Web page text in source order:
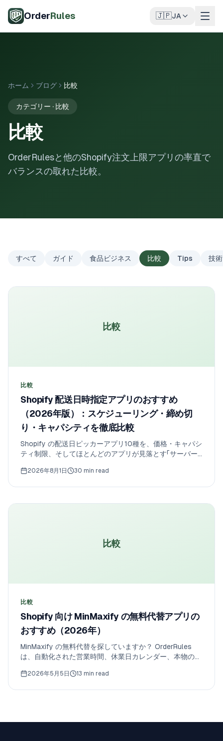
OrderRules 🇯🇵JA
ホーム ブログ 比較
カテゴリー · 比較
比較
OrderRulesと他のShopify注文上限アプリの率直で
バランスの取れた比較。
すべて ガイド 食品ビジネス 比較 Tips 技術
比較
比較
Shopify 配送日時指定アプリのおすすめ
（2026年版）：スケジューリング・締め切
り・キャパシティを徹底比較
Shopify の配送日ピッカーアプリ10種を、価格・キャパシ
ティ制限、そしてほとんどのアプリが見落とす「サーバー
のランキングをご紹介します。
2026年8月1日 30 min read
比較
比較
Shopify 向け MinMaxify の無料代替アプリの
おすすめ（2026年）
MinMaxify の無料代替を探していますか？ OrderRules
は、自動化された営業時間、休業日カレンダー、本物の顧
文上限、カットオフ時間を追加し、すべて無料から始めら
2026年5月5日 13 min read